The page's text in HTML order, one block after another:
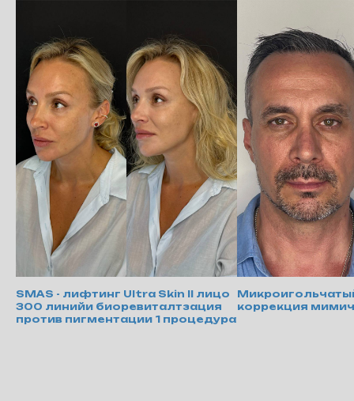
SMAS - лифтинг Ultra Skin II лицо
300 линийи биоревиталтзация
против пигментации 1 процедура
коррекция